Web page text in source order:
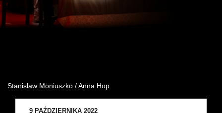
Wynajem kostiumów
Dotacje celowe
Stanisław Moniuszko / Anna Hop
9 PAŹDZIERNIKA 2022